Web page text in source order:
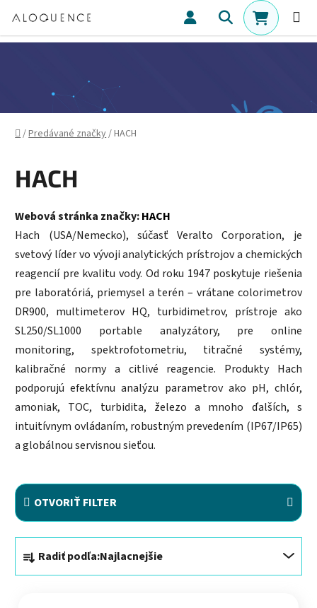
Hľadať
Domov
/Predávané značky/HACH
HACH
Webová stránka značky:HACH
Hach (USA/Nemecko), súčasť Veralto Corporation, je
svetový líder vo vývoji analytických prístrojov a chemických
reagencií pre kvalitu vody. Od roku 1947 poskytuje riešenia
pre laboratóriá, priemysel a terén – vrátane colorimetrov
DR900, multimeterov HQ, turbidimetrov, prístroje ako
SL250/SL1000 portable analyzátory, pre online
monitoring, spektrofotometriu, titračné systémy,
kalibračné normy a citlivé reagencie. Produkty Hach
podporujú efektívnu analýzu parametrov ako pH, chlór,
amoniak, TOC, turbidita, železo a mnoho ďalších, s
intuitívnym ovládaním, robustným prevedením (IP67/IP65)
a globálnou servisnou sieťou.
OTVORIŤ FILTER
Radenie produktov
Radiť podľa:Najlacnejšie